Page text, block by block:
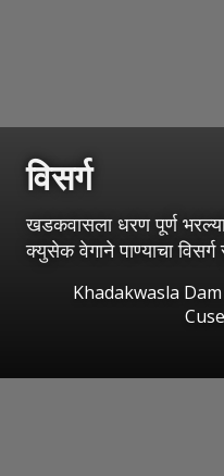
विसर्ग
खडकवासला धरण पूर्ण
क्युसेक वेगाने पाण्याचा
Khadakwasla